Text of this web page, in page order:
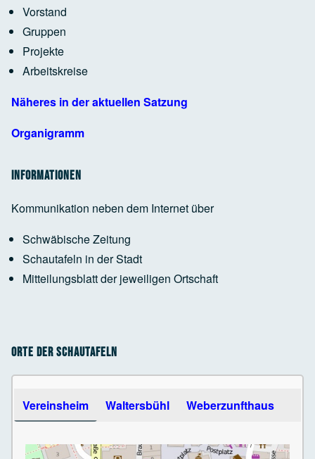
Google Maps Generator
Google Maps Generator
Vorstand
Gruppen
Projekte
Arbeitskreise
Näheres in der aktuellen Satzung
Organigramm
Informationen
Kommunikation neben dem Internet über
Schwäbische Zeitung
Schautafeln in der Stadt
Mitteilungsblatt der jeweiligen Ortschaft
Orte der Schautafeln
Use the arrow keys to navigate between tabs
Vereinsheim Waltersbühl Weberzunfthaus